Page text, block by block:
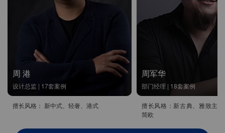
周 港
设计总监 | 17套案例
擅长风格： 新中式、轻奢、港式
周军华
部门经理 | 18套案例
擅长风格：新古典、雅致主
简欧